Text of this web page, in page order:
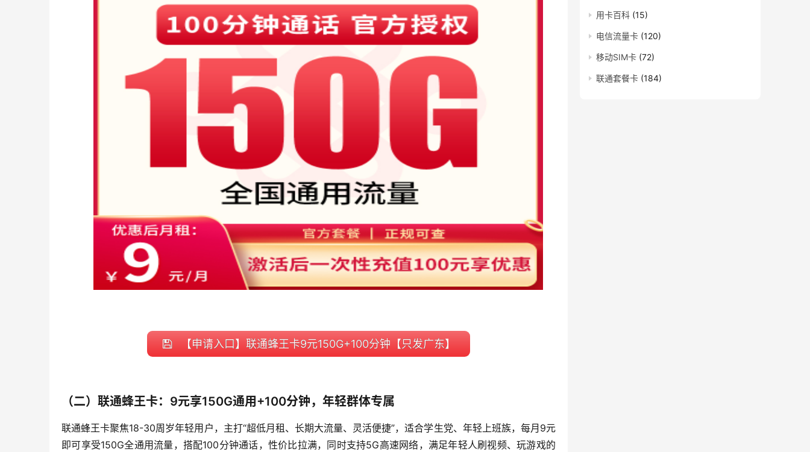
【申请入口】联通蜂王卡9元150G+100分钟【只发广东】
（二）联通蜂王卡：9元享150G通用+100分钟，年轻群体专属
联通蜂王卡聚焦18-30周岁年轻用户，主打“超低月租、长期大流量、灵活便捷”，适合学生党、年轻上班族，每月9元
即可享受150G全通用流量，搭配100分钟通话，性价比拉满，同时支持5G高速网络，满足年轻人刷视频、玩游戏的
用卡百科 (15)
电信流量卡 (120)
移动SIM卡 (72)
联通套餐卡 (184)